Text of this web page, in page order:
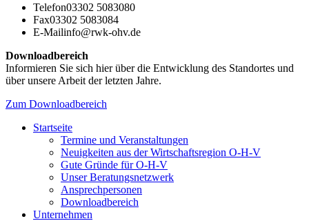
Telefon03302 5083080
Fax03302 5083084
E-Mailinfo@rwk-ohv.de
Downloadbereich
Informieren Sie sich hier über die Entwicklung des Standortes und
über unsere Arbeit der letzten Jahre.
Zum Downloadbereich
Startseite
Termine und Veranstaltungen
Neuigkeiten aus der Wirtschaftsregion O-H-V
Gute Gründe für O-H-V
Unser Beratungsnetzwerk
Ansprechpersonen
Downloadbereich
Unternehmen